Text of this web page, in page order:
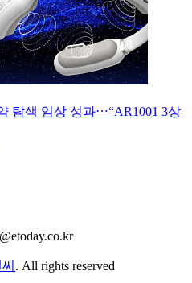
탐색 임상 성과⋯“AR1001 3상
. All rights reserved